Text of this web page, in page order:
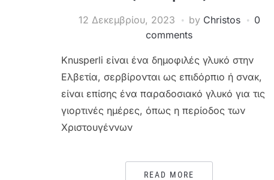
12 Δεκεμβρίου, 2023 by Christos
0
comments
Knusperli είναι ένα δημοφιλές γλυκό στην
Ελβετία, σερβίρονται ως επιδόρπιο ή σνακ,
είναι επίσης ένα παραδοσιακό γλυκό για τις
γιορτινές ημέρες, όπως η περίοδος των
Χριστουγέννων
READ MORE